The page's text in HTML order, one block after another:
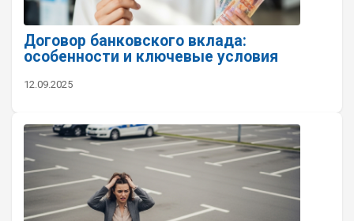
Договор банковского вклада:
особенности и ключевые условия
12.09.2025